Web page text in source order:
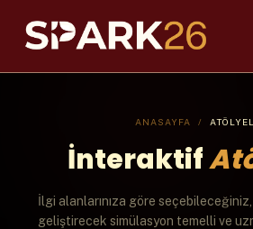
ANASAYFA /
İnteraktif
İlgi alanlarınıza göre
geliştirecek simülasyon temelli ve